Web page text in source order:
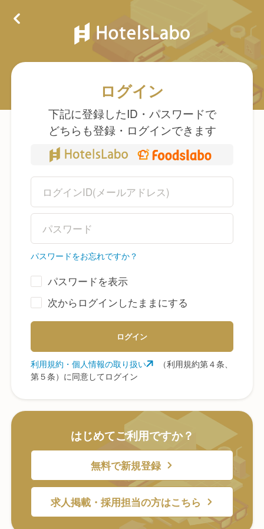
ログイン
下記に登録したID・パスワードで
どちらも登録・ログインできます
パスワードをお忘れですか？
パスワードを表示
次からログインしたままにする
ログイン
利用規約・個人情報の取り扱い
（利用規約第４条、
第５条）に同意してログイン
はじめてご利用ですか？
無料で新規登録
求人掲載・採用担当の方はこちら